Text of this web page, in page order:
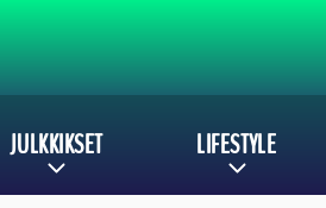
JULKKIKSET LIFESTYLE